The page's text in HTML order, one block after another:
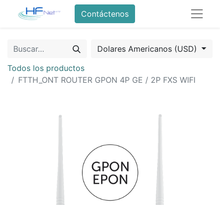
Contáctenos
Dolares Americanos (USD)
Todos los productos
FTTH_ONT ROUTER GPON 4P GE / 2P FXS WIFI